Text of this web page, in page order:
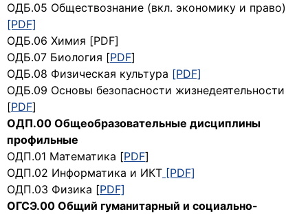
ОДБ.05 Обществознание (вкл. экономику и право)
[PDF]
ОДБ.06 Химия [PDF]
ОДБ.07 Биология [PDF]
ОДБ.08 Физическая культура [PDF]
ОДБ.09 Основы безопасности жизнедеятельности
[PDF]
ОДП.00 Общеобразовательные дисциплины
профильные
ОДП.01 Математика [PDF]
ОДП.02 Информатика и ИКТ [PDF]
ОДП.03 Физика [PDF]
ОГСЭ.00 Общий гуманитарный и социально-